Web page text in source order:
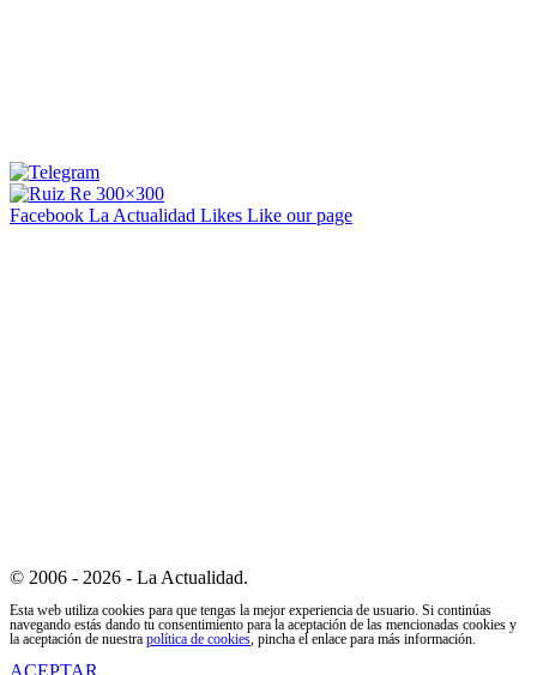
Facebook La Actualidad Likes Like our page
© 2006 - 2026 - La Actualidad.
Esta web utiliza cookies para que tengas la mejor experiencia de usuario. Si continúas
navegando estás dando tu consentimiento para la aceptación de las mencionadas cookies y
la aceptación de nuestra política de cookies, pincha el enlace para más información.
ACEPTAR